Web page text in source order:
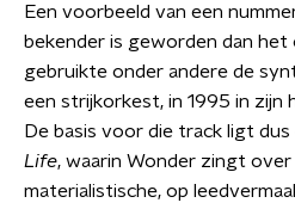
Een voorbeeld van een
bekender is geworden dan het
gebruikte onder andere de
een strijkorkest, in 1995 in zijn
De basis voor die track ligt dus
Life, waarin Wonder zingt
materialistische, op